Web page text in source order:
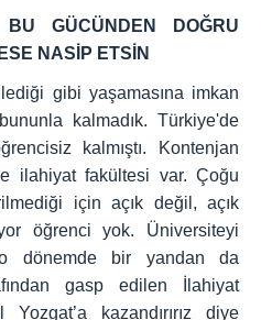
GÜCÜNDEN DOĞRU
NASİP ETSİN
gibi yaşamasına imkan
kalmadık. Türkiye'de
kalmıştı. Kontenjan
ilahiyat fakültesi var. Çoğu
için açık değil, açık
öğrenci yok. Üniversiteyi
o dönemde bir yandan da
gasp edilen İlahiyat
kazandırırız diye